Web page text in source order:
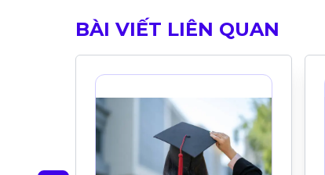
BÀI VIẾT LIÊN QUAN